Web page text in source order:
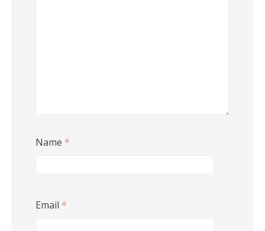
Name *
Email *